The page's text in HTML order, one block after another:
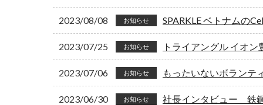
2023/08/08 お知らせ SPARKLE ベトナムの
2023/07/25 お知らせ トライアングル イオ
2023/07/06 お知らせ もったいないボランテ
2023/06/30 お知らせ 社長インタビュー 鉄